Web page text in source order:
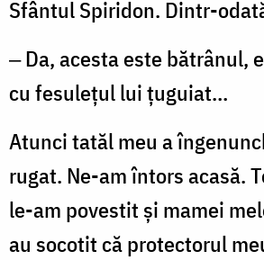
Sfântul Spiridon. Dintr-
‒ Da, acesta este bătrânul,
cu fesulețul lui țuguiat…
Atunci tatăl meu a
rugat. Ne-am întors acasă.
le-am povestit și mamei
au socotit că protectorul